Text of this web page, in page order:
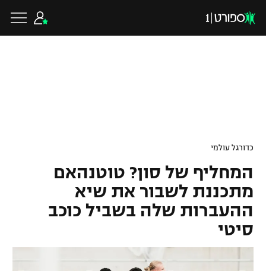
ליגה לאומית
גביע הטוטו
ליגיונרים
כדורגל עולמי
ליגת האלופות
ליגה אירופית
ליגה אנגלית
כדורסל ישראלי
ליגת ווינר סל
ליגה לאומית
כדורסל עולמי
NBA
כדורגל עולמי
המחליף של סון? טוטנהאם
מתכננת לשבור את שיא
ההעברות שלה בשביל כוכב
סיטי